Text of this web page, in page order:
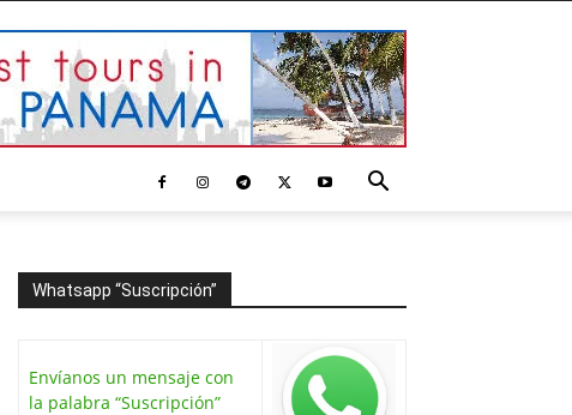
Whatsapp “Suscripción”
Envíanos un mensaje con
la palabra “Suscripción”